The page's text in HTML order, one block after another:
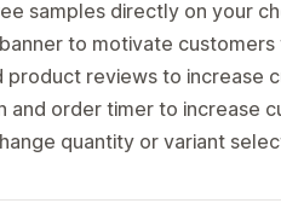
samples directly on your
to motivate
product reviews to increase
and order timer to increase
quantity or variant